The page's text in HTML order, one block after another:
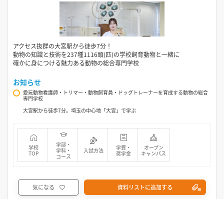
アクセス抜群の大宮駅から徒歩7分！
動物の知識と技術を237種1116頭(匹)の学校飼育動物と一緒に
確かに身につける魅力ある動物の総合専門学校
お知らせ
愛玩動物看護師・トリマー・動物飼育員・ドッグトレーナーを育成する動物の総合
専門学校
大宮駅から徒歩7分。埼玉の中心地「大宮」で学ぶ
学校
TOP
学部・
学科・
コース
入試方法
学費・
奨学金
オープン
キャンパス
気になる 資料リストに追加する